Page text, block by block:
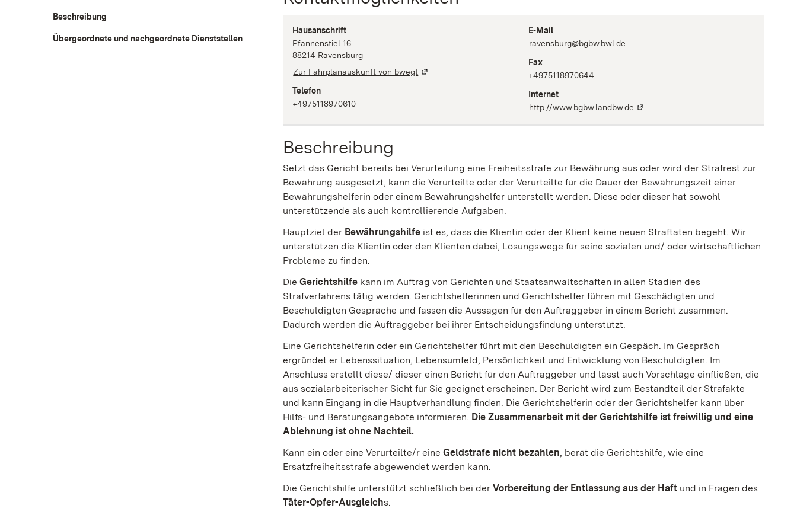
Beschreibung
Übergeordnete und nachgeordnete Dienststellen
Hausanschrift
Pfannenstiel 16
88214 Ravensburg
Zur Fahrplanauskunft von bwegt
Telefon
+4975118970610
E-Mail
ravensburg@bgbw.bwl.de
Fax
+4975118970644
Internet
http://www.bgbw.landbw.de
Beschreibung
Setzt das Gericht bereits bei Verurteilung eine Freiheitsstrafe zur Bewährung aus oder wird der Strafrest zur
Bewährung ausgesetzt, kann die Verurteilte oder der Verurteilte für die Dauer der Bewährungszeit einer
Bewährungshelferin oder einem Bewährungshelfer unterstellt werden. Diese oder dieser hat sowohl
unterstützende als auch kontrollierende Aufgaben.
Hauptziel der Bewährungshilfe ist es, dass die Klientin oder der Klient keine neuen Straftaten begeht. Wir
unterstützen die Klientin oder den Klienten dabei, Lösungswege für seine sozialen und/ oder wirtschaftlichen
Probleme zu finden.
DieGerichtshilfe kann im Auftrag von Gerichten und Staatsanwaltschaften in allen Stadien des
Strafverfahrens tätig werden. Gerichtshelferinnen und Gerichtshelfer führen mit Geschädigten und
Beschuldigten Gespräche und fassen die Aussagen für den Auftraggeber in einem Bericht zusammen.
Dadurch werden die Auftraggeber bei ihrer Entscheidungsfindung unterstützt.
Eine Gerichtshelferin oder ein Gerichtshelfer führt mit den Beschuldigten ein Gespäch. Im Gespräch
ergründet er Lebenssituation, Lebensumfeld, Persönlichkeit und Entwicklung von Beschuldigten. Im
Anschluss erstellt diese/ dieser einen Bericht für den Auftraggeber und lässt auch Vorschläge einfließen, die
aus sozialarbeiterischer Sicht für Sie geeignet erscheinen. Der Bericht wird zum Bestandteil der Strafakte
und kann Eingang in die Hauptverhandlung finden. Die Gerichtshelferin oder der Gerichtshelfer kann über
Hilfs- und Beratungsangebote informieren. Die Zusammenarbeit mit der Gerichtshilfe ist freiwillig und eine
Ablehnung ist ohne Nachteil.
Kann ein oder eine Verurteilte/r eineGeldstrafe nicht bezahlen, berät die Gerichtshilfe, wie eine
Ersatzfreiheitsstrafe abgewendet werden kann.
Die Gerichtshilfe unterstützt schließlich bei derVorbereitung der Entlassung aus der Haft und in Fragen des
Täter-Opfer-Ausgleichs.